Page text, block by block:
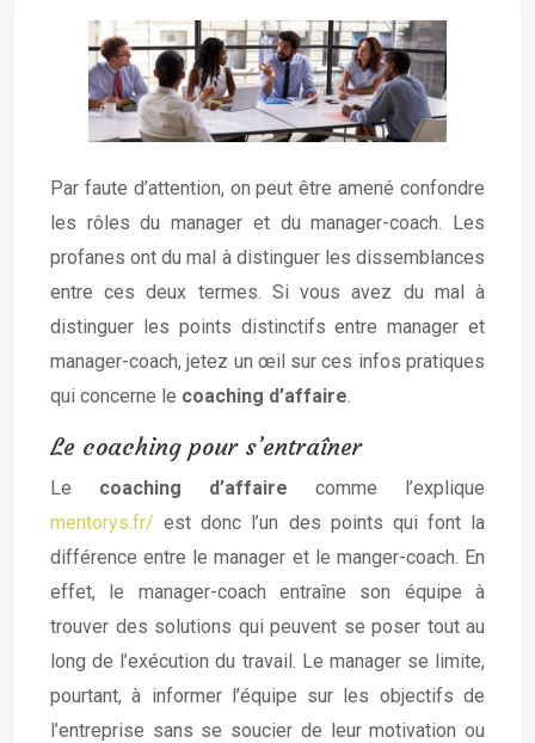
Par faute d’attention, on peut être amené confondre
les rôles du manager et du manager-coach. Les
profanes ont du mal à distinguer les dissemblances
entre ces deux termes. Si vous avez du mal à
distinguer les points distinctifs entre manager et
manager-coach, jetez un œil sur ces infos pratiques
qui concerne le coaching d’affaire.
Le coaching pour s’entraîner
Le coaching d’affaire comme l’explique
mentorys.fr/ est donc l’un des points qui font la
différence entre le manager et le manger-coach. En
effet, le manager-coach entraîne son équipe à
trouver des solutions qui peuvent se poser tout au
long de l’exécution du travail. Le manager se limite,
pourtant, à informer l’équipe sur les objectifs de
l’entreprise sans se soucier de leur motivation ou